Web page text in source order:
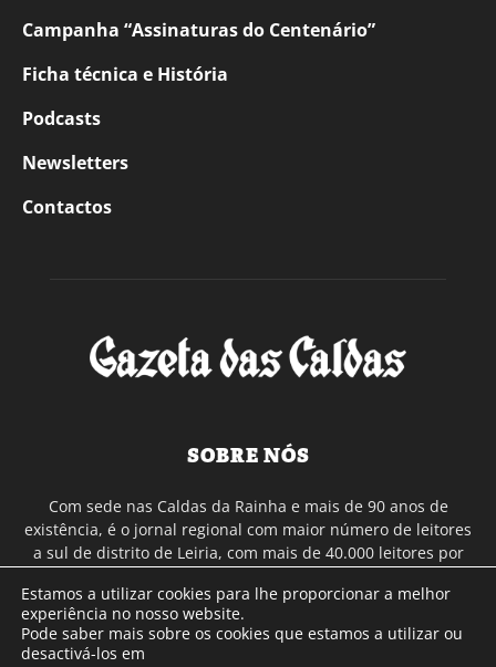
Campanha “Assinaturas do Centenário”
Ficha técnica e História
Podcasts
Newsletters
Contactos
SOBRE NÓS
Com sede nas Caldas da Rainha e mais de 90 anos de
existência, é o jornal regional com maior número de leitores
a sul de distrito de Leiria, com mais de 40.000 leitores por
Continental e assinatura online.
Estamos a utilizar cookies para lhe proporcionar a melhor
experiência no nosso website.
Pode saber mais sobre os cookies que estamos a utilizar ou
desactivá-los em